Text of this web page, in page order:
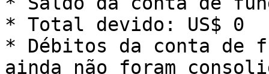
* Total devido: US$ 0
* Débitos da conta de
ainda não foram